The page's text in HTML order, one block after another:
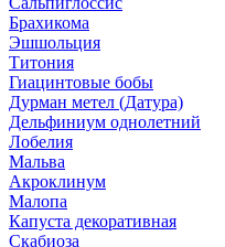
Брахикома
Эшшольция
Титония
Гиацинтовые бобы
Дурман метел (Датура)
Дельфиниум однолетний
Лобелия
Мальва
Акроклинум
Малопа
Капуста декоративная
Скабиоза